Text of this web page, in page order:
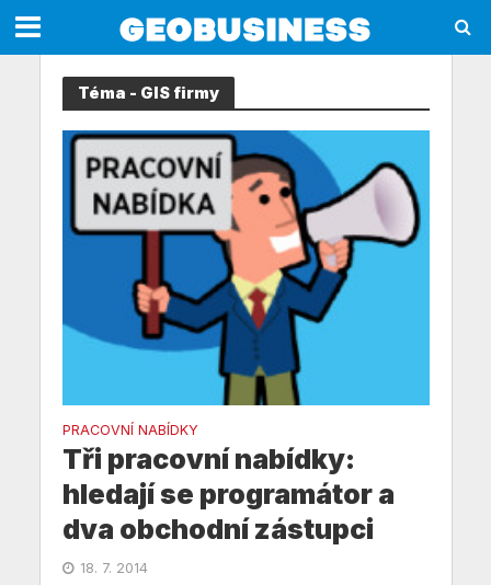
Téma - GIS firmy
PRACOVNÍ NABÍDKY
Tři pracovní nabídky:
hledají se programátor a
dva obchodní zástupci
18. 7. 2014